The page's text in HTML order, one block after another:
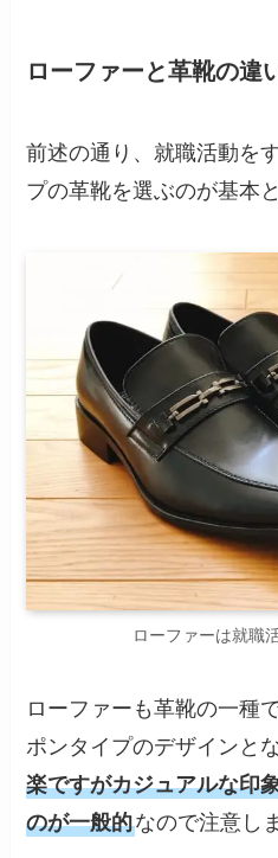
ローファーと革靴の違
前述の通り、就職活動を
プの革靴を選ぶのが基本
ローファーは就職
ローファーも革靴の一種
ポンタイプのデザインと
楽ですがカジュアルな印
のが一般的なので注意し